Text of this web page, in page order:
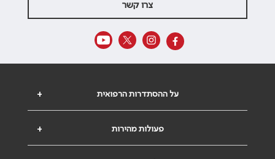
צרו קשר
+ על ההסתדרות הרפואית
+ פעולות מהירות